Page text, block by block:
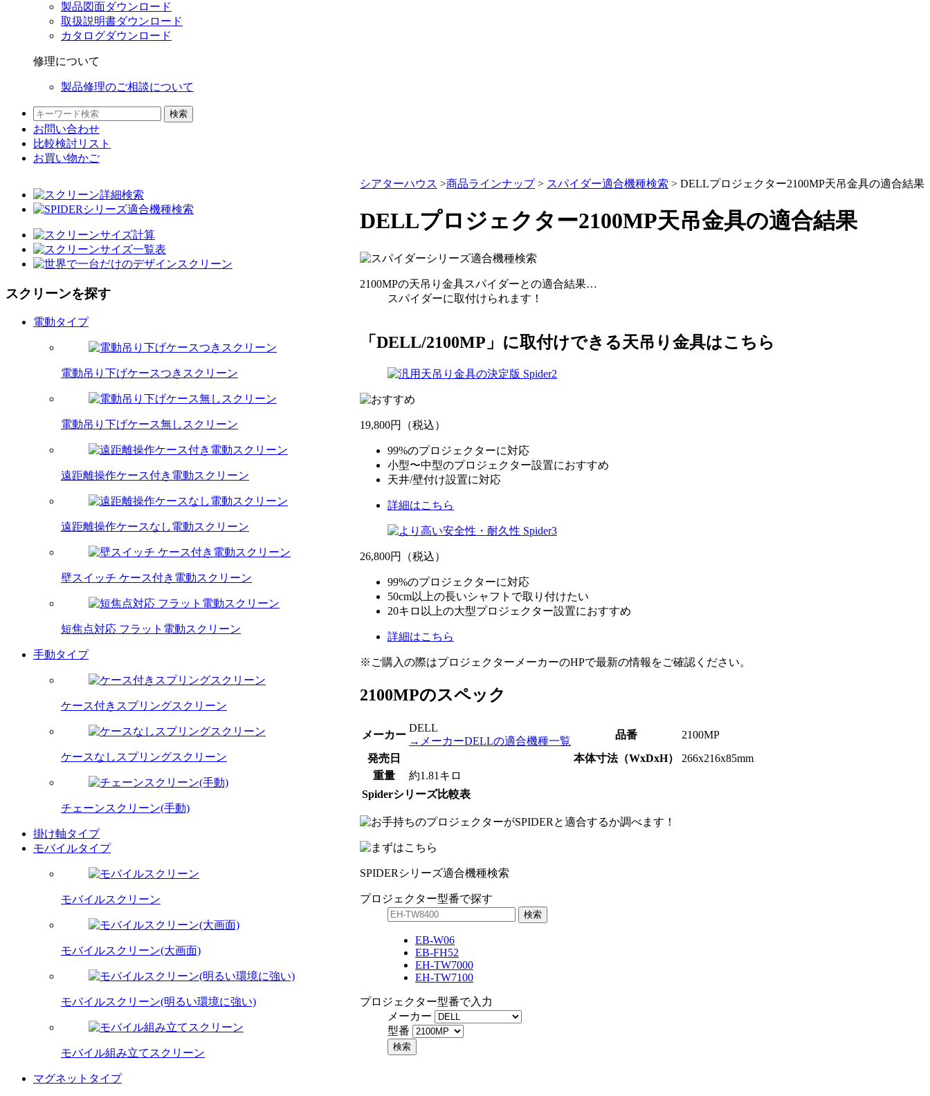
製品図面ダウンロード
取扱説明書ダウンロード
カタログダウンロード
修理について
製品修理のご相談について
検索
お問い合わせ
比較検討リスト
お買い物かご
シアターハウス >商品ラインナップ> スパイダー適合機種検索 > DELLプロジェクター2100MP天吊金具の適合結果
DELLプロジェクター2100MP天吊金具の適合結果
2100MPの天吊り金具スパイダーとの適合結果…
スパイダーに取付けられます！
「DELL/2100MP」 に取付けできる天吊り金具はこちら
19,800円 （税込）
99%のプロジェクターに対応
小型〜中型のプロジェクター設置におすすめ
天井/壁付け設置に対応
詳細はこちら
26,800円 （税込）
99%のプロジェクターに対応
50cm以上の長いシャフトで取り付けたい
20キロ以上の大型プロジェクター設置におすすめ
詳細はこちら
※ご購入の際はプロジェクターメーカーのHPで最新の情報をご確認ください。
2100MPのスペック
メーカー
DELL
→メーカーDELLの適合機種一覧
品番
2100MP
発売日
本体寸法（WxDxH）
266x216x85mm
重量
約1.81キロ
Spiderシリーズ比較表
SPIDERシリーズ適合機種検索
プロジェクター型番で探す
EB-W06
EB-FH52
EH-TW7000
EH-TW7100
プロジェクター型番で入力
メーカー
型番
スクリーンを探す
電動タイプ
電動吊り下げケースつきスクリーン
電動吊り下げケース無しスクリーン
遠距離操作ケース付き電動スクリーン
遠距離操作ケースなし電動スクリーン
壁スイッチ ケース付き電動スクリーン
短焦点対応 フラット電動スクリーン
手動タイプ
ケース付きスプリングスクリーン
ケースなしスプリングスクリーン
チェーンスクリーン(手動)
掛け軸タイプ
モバイルタイプ
モバイルスクリーン
モバイルスクリーン(大画面)
モバイルスクリーン(明るい環境に強い)
モバイル組み立てスクリーン
マグネットタイプ